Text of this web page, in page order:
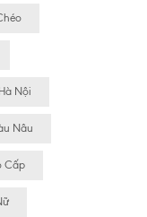
Nội
Nâu
Cấp